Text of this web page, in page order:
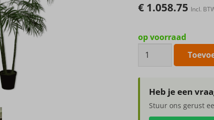
€1.058.75 Incl.
op voorraad
Arecapalm
210cm
Silk-Heb je een
Stuur ons gerust